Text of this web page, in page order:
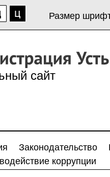
Размер
сайт
Законодательство
коррупции